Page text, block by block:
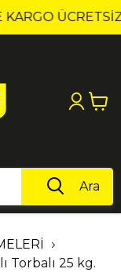
ÜCRETSİZ!
Ara
Torbalı 25 kg.